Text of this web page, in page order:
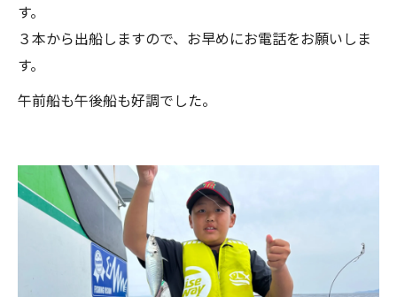
す。
３本から出船しますので、お早めにお電話をお願いしま
す。
午前船も午後船も好調でした。